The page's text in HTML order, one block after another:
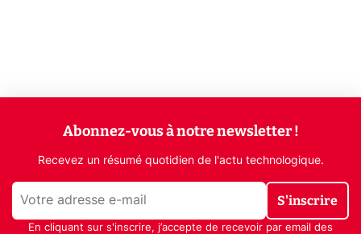
Abonnez-vous à notre newsletter !
Recevez un résumé quotidien de l'actu technologique.
S'inscrire
En cliquant sur s'inscrire, j’accepte de recevoir par email des